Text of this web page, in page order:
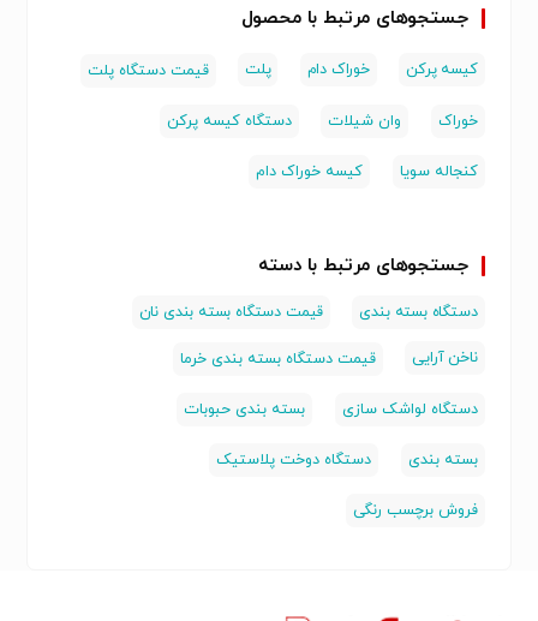
جستجوهای مرتبط با محصول
کیسه پرکن خوراک دام پلت قیمت دستگاه پلت
خوراک وان شیلات دستگاه کیسه پرکن
کنجاله سویا کیسه خوراک دام
جستجوهای مرتبط با دسته
دستگاه بسته بندی قیمت دستگاه بسته بندی نان
ناخن آرایی قیمت دستگاه بسته بندی خرما
دستگاه لواشک سازی بسته بندی حبوبات
بسته بندی دستگاه دوخت پلاستیک
فروش برچسب رنگی